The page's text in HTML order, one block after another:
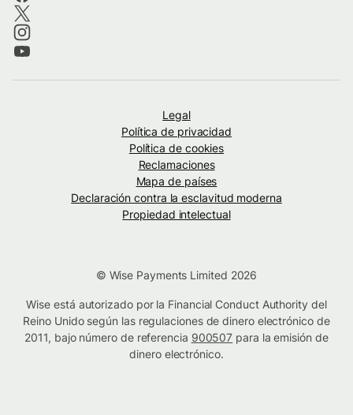
Legal
Política de privacidad
Política de cookies
Reclamaciones
Mapa de países
Declaración contra la esclavitud moderna
Propiedad intelectual
© Wise Payments Limited 2026
Wise está autorizado por la Financial Conduct Authority del
Reino Unido según las regulaciones de dinero electrónico de
2011, bajo número de referencia 900507 para la emisión de
dinero electrónico.